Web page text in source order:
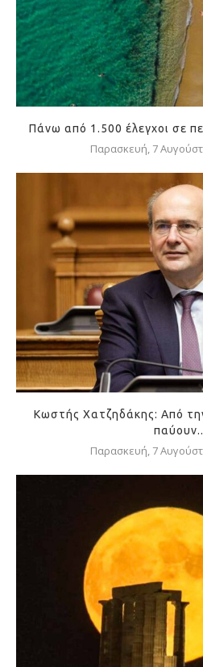
Πάνω από 1.500 έλεγχοι σε
Παρασκευή, 7
Κωστής Χατζηδάκης: Από
Παρασκευή, 7